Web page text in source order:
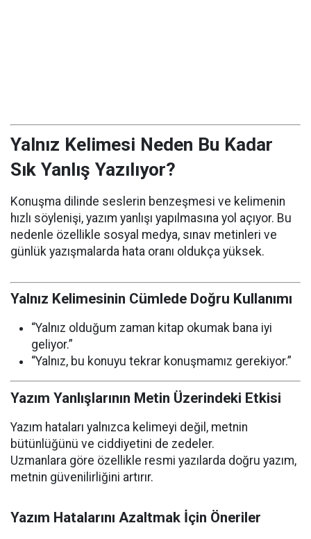
Yalnız Kelimesi Neden Bu Kadar
Sık Yanlış Yazılıyor?
Konuşma dilinde seslerin benzeşmesi ve kelimenin
hızlı söylenişi, yazım yanlışı yapılmasına yol açıyor. Bu
nedenle özellikle sosyal medya, sınav metinleri ve
günlük yazışmalarda hata oranı oldukça yüksek.
Yalnız Kelimesinin Cümlede Doğru Kullanımı
“Yalnız olduğum zaman kitap okumak bana iyi
geliyor.”
“Yalnız, bu konuyu tekrar konuşmamız gerekiyor.”
Yazım Yanlışlarının Metin Üzerindeki Etkisi
Yazım hataları yalnızca kelimeyi değil, metnin
bütünlüğünü ve ciddiyetini de zedeler.
Uzmanlara göre özellikle resmi yazılarda doğru yazım,
metnin güvenilirliğini artırır.
Yazım Hatalarını Azaltmak İçin Öneriler